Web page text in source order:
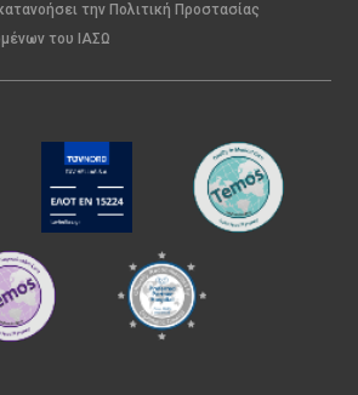
την Πολιτική Προστασίας
του ΙΑΣΩ